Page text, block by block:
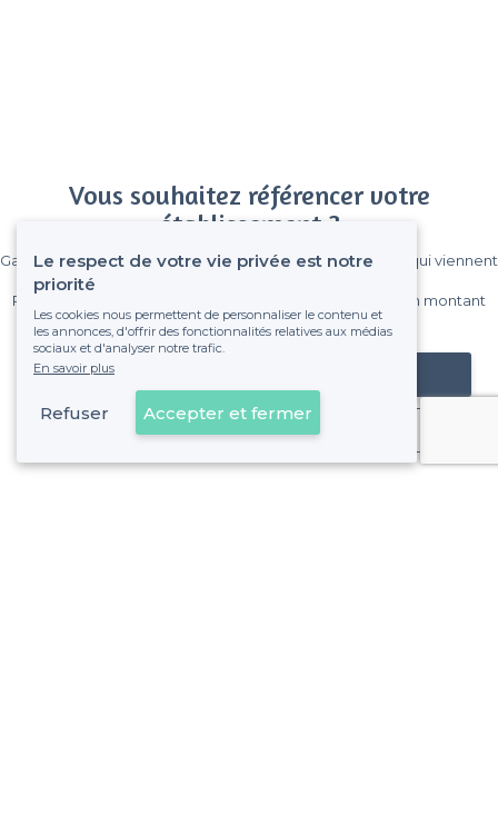
Vous souhaitez référencer votre
établissement ?
Gagnez de nombreux clients parmi le million de visiteurs qui viennent
Pas de commissions et sans engagement, vous payez un montant
fixe sans risque de voir déraper la facture.
Référencer mon établissement
Déjà client
Le respect de votre vie privée est notre
priorité
Les cookies nous permettent de personnaliser le contenu et
les annonces, d'offrir des fonctionnalités relatives aux médias
sociaux et d'analyser notre trafic.
En savoir plus
Refuser Accepter et fermer